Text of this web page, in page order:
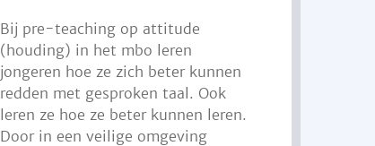
Bij pre-teaching op attitude
(houding) in het mbo leren
jongeren hoe ze zich beter kunnen
redden met gesproken taal. Ook
leren ze hoe ze beter kunnen leren.
Door in een veilige omgeving